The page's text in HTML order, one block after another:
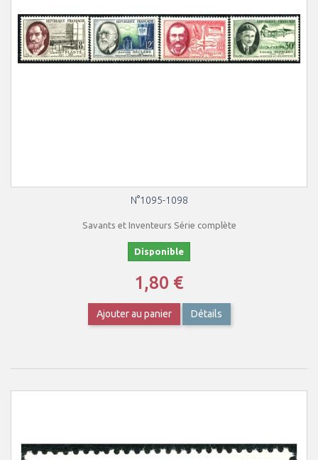
N°1095-1098
Savants et Inventeurs Série complète
Disponible
1,80 €
Ajouter au panier Détails